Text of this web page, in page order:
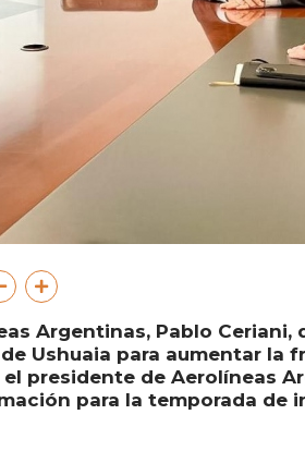
Argentinas, Pablo
Ushuaia para aumentar la
presidente de Aerolíneas
para la temporada de